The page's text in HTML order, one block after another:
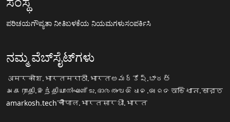
ಪರಿಚಯಗೌಪ್ಯತಾ ನೀತಿಬಳಕೆಯ ನಿಯಮಗಳುಸಂಪರ್ಕಿಸಿ
ನಮ್ಮ ವೆಬ್‌ಸೈಟ್‌ಗಳು
अमरकोश.भारतमराठी.भारतఅమర్కోష్.భారత్
அகராதி.இந்தியாനിഘണ്ടു.ഭാരതംଅଭିଧାନ.ଭାରତ অভিধান.ভারত
amarkosh.techचौपाल.भारतसारथी.भारत